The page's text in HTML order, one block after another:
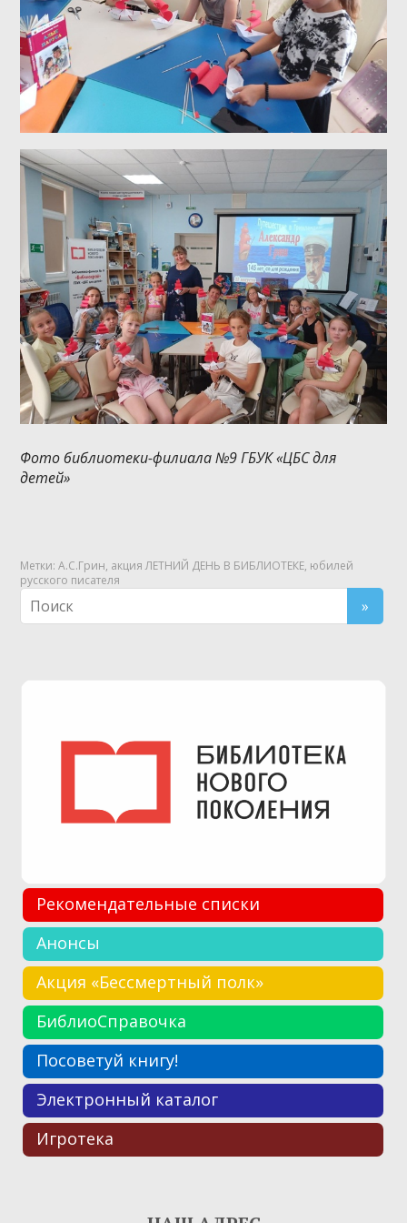
Фото библиотеки-филиала №9 ГБУК «ЦБС для
детей»
Метки:А.С.Грин, акция ЛЕТНИЙ ДЕНЬ В БИБЛИОТЕКЕ, юбилей
русского писателя
Рекомендательные списки
Анонсы
Акция «Бессмертный полк»
БиблиоСправочка
Посоветуй книгу!
Электронный каталог
Игротека